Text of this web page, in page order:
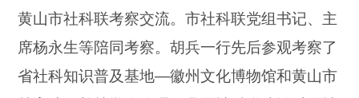
黄山市社科联考察交流。市社科联党组书记、主
席杨永生等陪同考察。胡兵一行先后参观考察了
省社科知识普及基地—徽州文化博物馆和黄山市